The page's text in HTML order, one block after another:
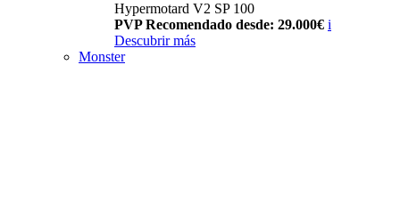
Hypermotard V2 SP 100
PVP Recomendado desde: 29.000€ i
Descubrir más
Monster